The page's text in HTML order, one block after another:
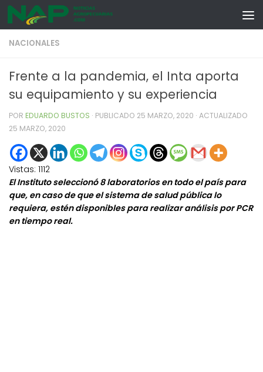
Skip to content
NACIONALES
Frente a la pandemia, el Inta aporta
su equipamiento y su experiencia
POR EDUARDO BUSTOS · PUBLICADO 25 MARZO, 2020 · ACTUALIZADO
25 MARZO, 2020
Vistas: 1112
El Instituto seleccionó 8 laboratorios en todo el país para
que, en caso de que el sistema de salud pública lo
requiera, estén disponibles para realizar análisis por PCR
en tiempo real.